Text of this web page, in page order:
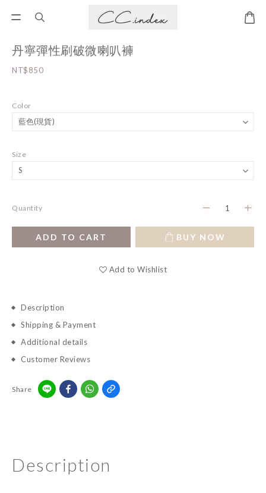
丹寧彈性刷破微喇叭褲
NT$850
Color
Size
Quantity
ADD TO CART BUY NOW
Add to Wishlist
Description
Shipping & Payment
Additional details
Customer Reviews
Share
Description